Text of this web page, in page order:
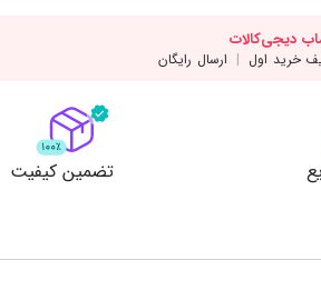
تضمین کیفیت